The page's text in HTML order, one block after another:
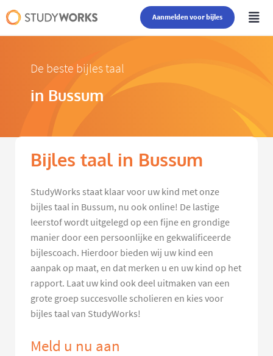
Aanmelden voor bijles
De beste bijles taal
in Bussum
Bijles taal in Bussum
StudyWorks staat klaar voor uw kind met onze
bijles taal in Bussum, nu ook online! De lastige
leerstof wordt uitgelegd op een fijne en grondige
manier door een persoonlijke en gekwalificeerde
bijlescoach. Hierdoor bieden wij uw kind een
aanpak op maat, en dat merken u en uw kind op het
rapport. Laat uw kind ook deel uitmaken van een
grote groep succesvolle scholieren en kies voor
bijles taal van StudyWorks!
Meld u nu aan